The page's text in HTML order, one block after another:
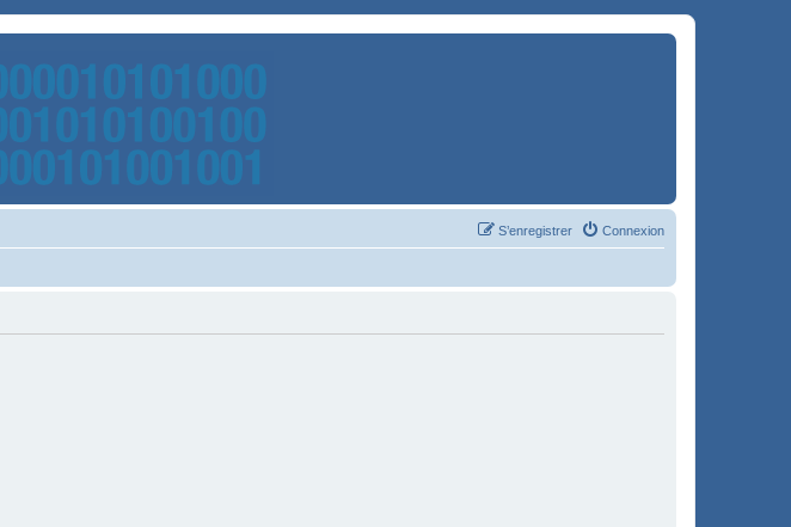
Connexion
S’enregistrer